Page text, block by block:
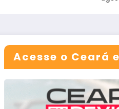
Acesse o Ceará